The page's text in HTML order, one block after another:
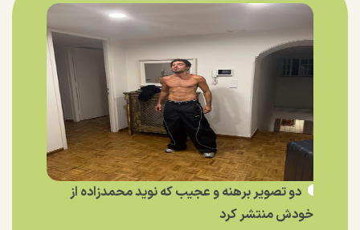
دو تصویر برهنه و عجیب که نوید محمدزاده از
خودش منتشر کرد